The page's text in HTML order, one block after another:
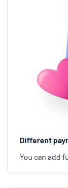
Different
You can add